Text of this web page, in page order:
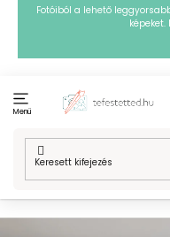
Ugrás
tartalomhoz
Fotóiból a lehető
Menü
Kezdőlap
/ Technikák / Festés